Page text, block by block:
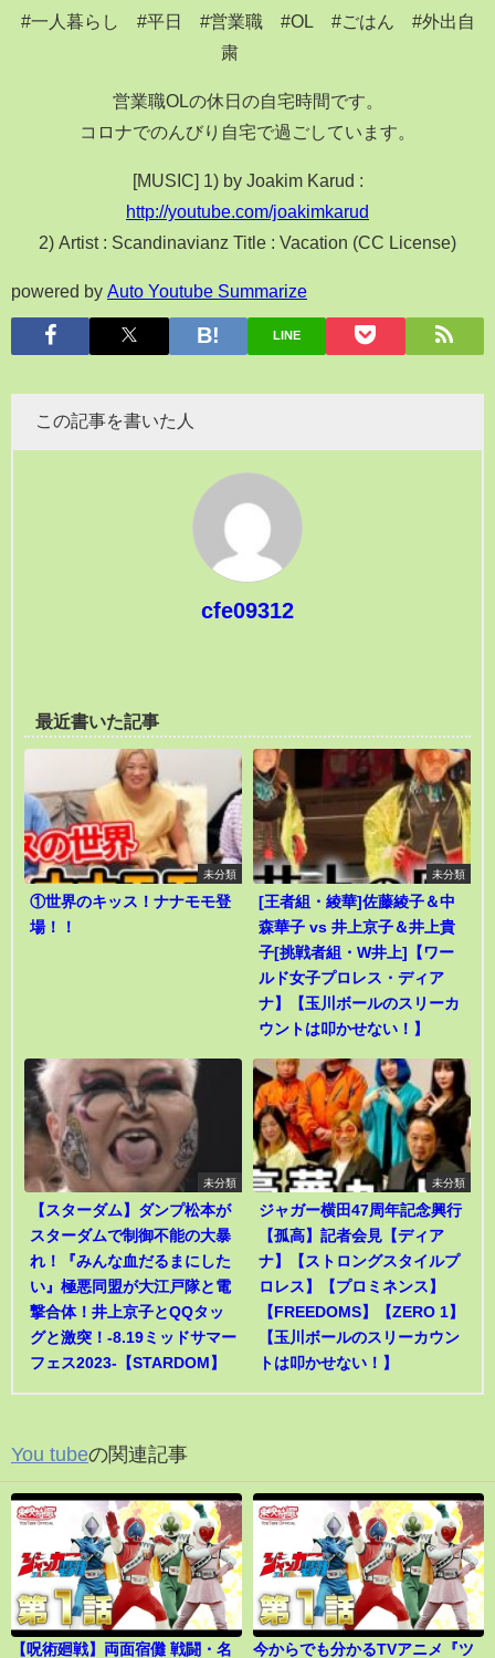
#一人暮らし #平日 #営業職 #OL #ごはん #外出自
粛
営業職OLの休日の自宅時間です。
コロナでのんびり自宅で過ごしています。
[MUSIC] 1) by Joakim Karud :
http://youtube.com/joakimkarud
2) Artist : Scandinavianz Title : Vacation (CC License)
powered by Auto Youtube Summarize
LINE
この記事を書いた人
cfe09312
最近書いた記事
未分類
①世界のキッス！ナナモモ登
場！！
未分類
[王者組・綾華]佐藤綾子＆中
森華子 vs 井上京子＆井上貴
子[挑戦者組・W井上]【ワー
ルド女子プロレス・ディア
ナ】【玉川ボールのスリーカ
ウントは叩かせない！】
未分類
【スターダム】ダンプ松本が
スターダムで制御不能の大暴
れ！『みんな血だるまにした
い』極悪同盟が大江戸隊と電
撃合体！井上京子とQQタッ
グと激突！-8.19ミッドサマー
フェス2023-【STARDOM】
未分類
ジャガー横田47周年記念興行
【孤高】記者会見【ディア
ナ】【ストロングスタイルプ
ロレス】【プロミネンス】
【FREEDOMS】【ZERO 1】
【玉川ボールのスリーカウン
トは叩かせない！】
You tubeの関連記事
【呪術廻戦】両面宿儺 戦闘・名 今からでも分かるTVアニメ『ツ